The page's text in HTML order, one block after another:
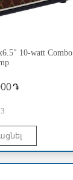
10-watt Combo
֏
3